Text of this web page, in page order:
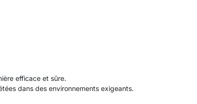
efficace et sûre.
dans des environnements exigeants.